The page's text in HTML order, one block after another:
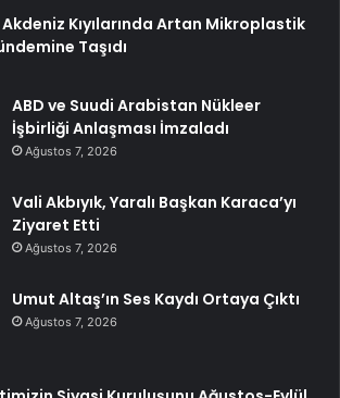
Kıyılarında Artan Mikroplastik
Taşıdı
ABD ve Suudi Arabistan Nükleer
İşbirliği Anlaşması İmzaladı
Ağustos 7, 2026
Vali Akbıyık, Yaralı Başkan Karaca’yı
Ziyaret Etti
Ağustos 7, 2026
Umut Altaş’ın Ses Kaydı Ortaya Çıktı
Ağustos 7, 2026